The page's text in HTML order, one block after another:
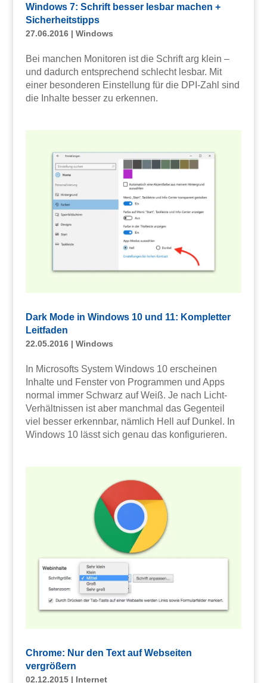
Windows 7: Schrift besser lesbar machen +
Sicherheitstipps
27.06.2016| Windows
Bei manchen Monitoren ist die Schrift arg klein –
und dadurch entsprechend schlecht lesbar. Mit
einer besonderen Einstellung für die DPI-Zahl sind
die Inhalte besser zu erkennen.
Dark Mode in Windows 10 und 11: Kompletter
Leitfaden
22.05.2016| Windows
In Microsofts System Windows 10 erscheinen
Inhalte und Fenster von Programmen und Apps
normal immer Schwarz auf Weiß. Je nach Licht-
Verhältnissen ist aber manchmal das Gegenteil
viel besser erkennbar, nämlich Hell auf Dunkel. In
Windows 10 lässt sich genau das konfigurieren.
Chrome: Nur den Text auf Webseiten
vergrößern
02.12.2015| Internet